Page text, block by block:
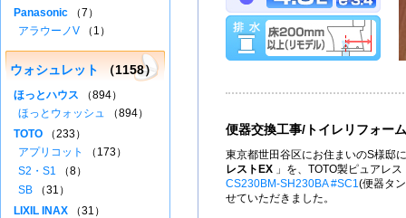
便器交換工事/トイレリフォーム
東京都世田谷区にお住まいのS様邸
レストEX 」を、TOTO製ピュアレ
CS230BM-SH230BA #SC1(便器タ
せていただきました。
Panasonic （7）
アラウーノV （1）
ウォシュレット （1158）
ほっとハウス （894）
ほっとウォッシュ （894）
TOTO （233）
アプリコット
（173）
S2・S1 （8）
SB （31）
LIXIL INAX （31）